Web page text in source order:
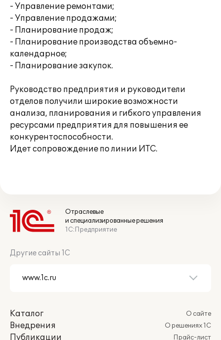
- Управление ремонтами;
- Управление продажами;
- Планирование продаж;
- Планирование производства объемно-
календарное;
- Планирование закупок.
Руководство предприятия и руководители
отделов получили широкие возможности
анализа, планирования и гибкого управления
ресурсами предприятия для повышения ее
конкурентоспособности.
Идет сопровождение по линии ИТС.
Отраслевые
и специализированные решения
1С:Предприятие
Другие сайты 1С
Каталог
Внедрения
Публикации
О сайте
О решениях 1С
Прайс-лист